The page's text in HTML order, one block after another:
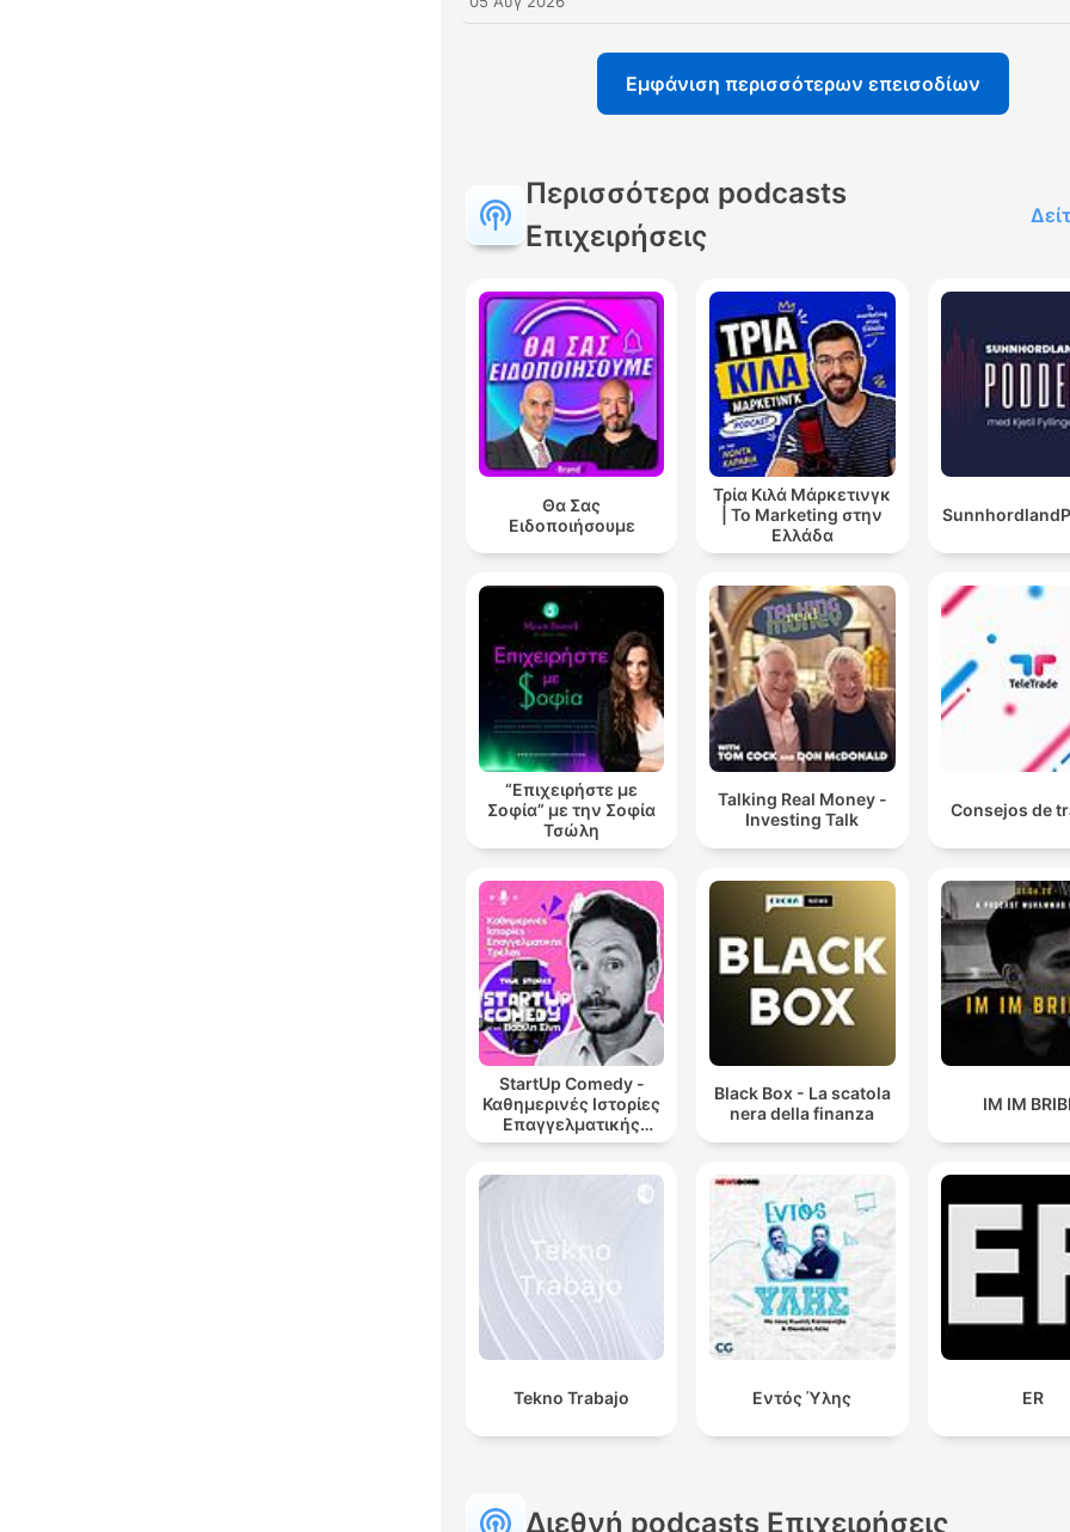
Εμφάνιση περισσότερων επεισοδίων
Περισσότερα podcasts
Επιχειρήσεις
Θα Σας
Ειδοποιήσουμε
Τρία Κιλά Μάρκετινγκ
| Το Marketing στην
Ελλάδα
“Επιχειρήστε με
Σοφία” με την Σοφία
Τσώλη
Talking Real Money -
Investing Talk
Consejos de
StartUp Comedy -
Καθημερινές Ιστορίες
Επαγγελματικής
Τρέλας
Black Box - La scatola
nera della finanza
IM IM
Tekno Trabajo Εντός Ύλης ER
Διεθνή podcasts Επιχειρήσεις